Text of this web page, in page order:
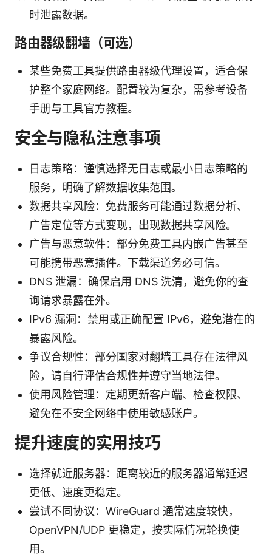
时泄露数据。
路由器级翻墙（可选）
某些免费工具提供路由器级代理设置，适合保
护整个家庭网络。配置较为复杂，需参考设备
手册与工具官方教程。
安全与隐私注意事项
日志策略：谨慎选择无日志或最小日志策略的
服务，明确了解数据收集范围。
数据共享风险：免费服务可能通过数据分析、
广告定位等方式变现，出现数据共享风险。
广告与恶意软件：部分免费工具内嵌广告甚至
可能携带恶意插件。下载渠道务必可信。
DNS 泄漏：确保启用 DNS 洗清，避免你的查
询请求暴露在外。
IPv6 漏洞：禁用或正确配置 IPv6，避免潜在的
暴露风险。
争议合规性：部分国家对翻墙工具存在法律风
险，请自行评估合规性并遵守当地法律。
使用风险管理：定期更新客户端、检查权限、
避免在不安全网络中使用敏感账户。
提升速度的实用技巧
选择就近服务器：距离较近的服务器通常延迟
更低、速度更稳定。
尝试不同协议：WireGuard 通常速度较快，
OpenVPN/UDP 更稳定，按实际情况轮换使
用。